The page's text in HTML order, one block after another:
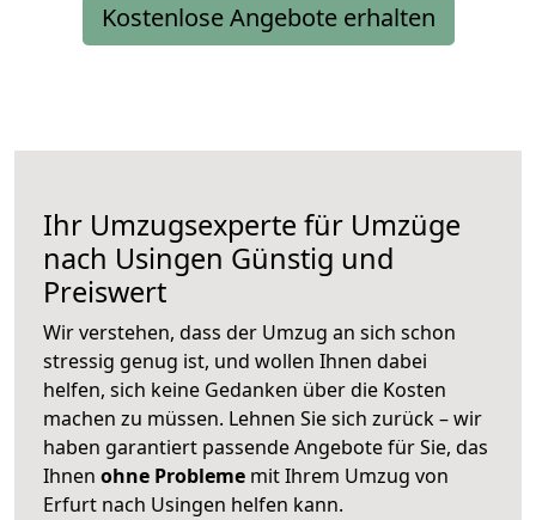
Kostenlose Angebote erhalten
Ihr Umzugsexperte für Umzüge
nach Usingen Günstig und
Preiswert
Wir verstehen, dass der Umzug an sich schon
stressig genug ist, und wollen Ihnen dabei
helfen, sich keine Gedanken über die Kosten
machen zu müssen. Lehnen Sie sich zurück – wir
haben garantiert passende Angebote für Sie, das
Ihnen ohne Probleme mit Ihrem Umzug von
Erfurt nach Usingen helfen kann.